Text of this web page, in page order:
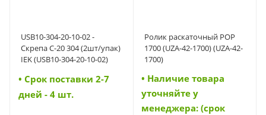
USB10-304-20-10-02 -
Скрепа С-20 304 (2шт/упак)
IEK (USB10-304-20-10-02)
• Cрок поставки 2-7
дней - 4 шт.
Ролик раскаточный РОР
1700 (UZA-42-1700) (UZA-42-
1700)
• Наличие товара
уточняйте у
менеджера: (срок